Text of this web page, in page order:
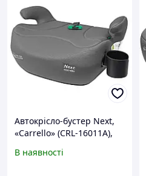
Автокрісло-бустер Next,
«Carrello» (CRL-16011A),
(черепашково-сірий)
В наявності